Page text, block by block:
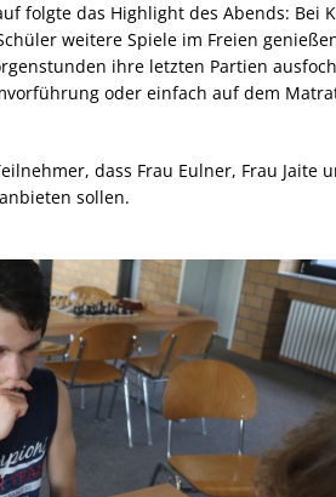
folgte das Highlight des Abends: Bei
weitere Spiele im Freien
ihre letzten Partien
oder einfach auf dem
dass Frau Eulner, Frau Jaite
sollen.